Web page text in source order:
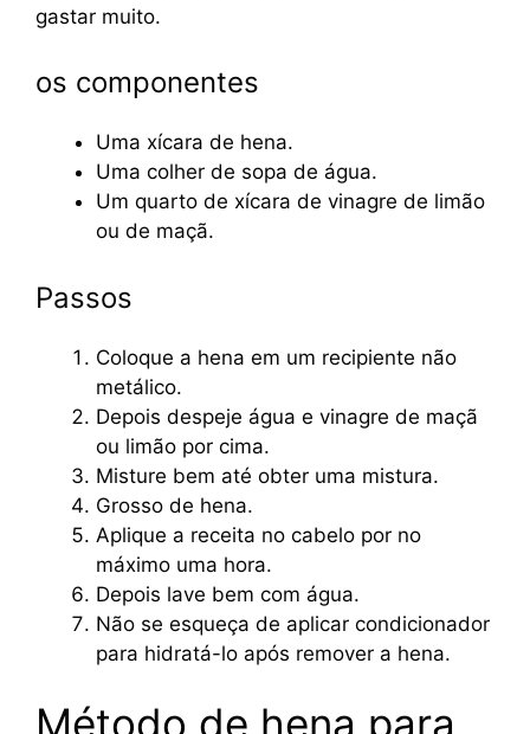
gastar muito.
os componentes
Uma xícara de hena.
Uma colher de sopa de água.
Um quarto de xícara de vinagre de limão
ou de maçã.
Passos
Coloque a hena em um recipiente não
metálico.
Depois despeje água e vinagre de maçã
ou limão por cima.
Misture bem até obter uma mistura.
Grosso de hena.
Aplique a receita no cabelo por no
máximo uma hora.
Depois lave bem com água.
Não se esqueça de aplicar condicionador
para hidratá-lo após remover a hena.
Método de hena para